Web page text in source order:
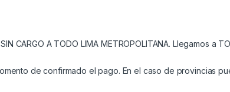
A TODO LIMA METROPOLITANA. Llegamos a
de confirmado el pago. En el caso de provincias